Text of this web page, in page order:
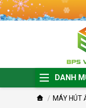
DANH
MÁY HÚT